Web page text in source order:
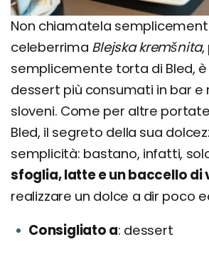
Non chiamatela
celeberrima Blejska kremšnita,
semplicemente torta di Bled, è
dessert più consumati in bar e
sloveni. Come per altre
Bled, il segreto della sua
semplicità: bastano, infatti,
sfoglia, latte e un baccello di
realizzare un dolce a dir poco
Consigliato a dessert